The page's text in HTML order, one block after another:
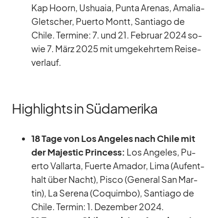
Kap Ho­orn, Us­huaia, Punta Are­nas, Ama­lia-
Glet­scher, Pu­erto Montt, Sant­iago de
Chile. Ter­mine: 7. und 21. Fe­bruar 2024 so­
wie 7. März 2025 mit um­ge­kehr­tem Rei­se­
ver­lauf.
Highlights in Südamerika
18 Tage von Los An­ge­les nach Chile mit
der Ma­je­s­tic Prin­cess: Los An­ge­les, Pu­
erto Vall­arta, Fuerte Ama­dor, Lima (Auf­ent­
halt über Nacht), Pisco (Ge­ne­ral San Mar­
tin), La Se­rena (Co­quimbo), Sant­iago de
Chile. Ter­min: 1. De­zem­ber 2024.